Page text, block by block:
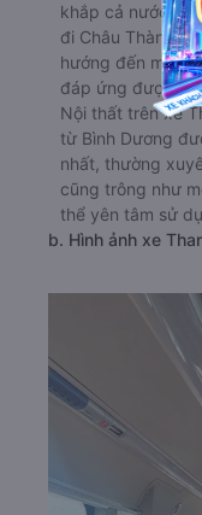
khắp cả nước.
đi Châu Thành -
hướng đến mục
đáp ứng được
Nội thất trên xe
từ Bình Dương
nhất, thường
cũng trông như
thể yên tâm sử
b. Hình ảnh xe